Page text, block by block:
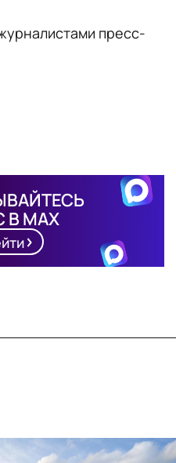
пресс-
MAX